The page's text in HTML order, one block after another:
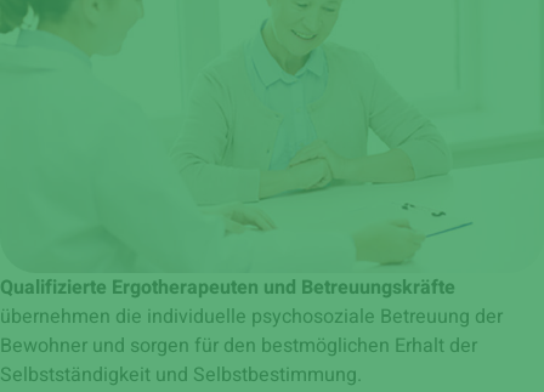
Qualifizierte Ergotherapeuten und Betreuungskräfte
übernehmen die individuelle psychosoziale Betreuung der
Bewohner und sorgen für den bestmöglichen Erhalt der
Selbstständigkeit und Selbstbestimmung.